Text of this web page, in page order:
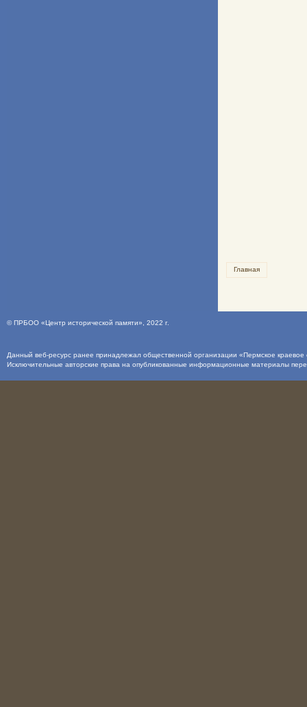
Главная
©ПРБОО «Центр исторической памяти» , 2022 г.
Данный веб-ресурс ранее принадлежал общественной организации «Пермское
Исключительные авторские права на опубликованные информационные материалы